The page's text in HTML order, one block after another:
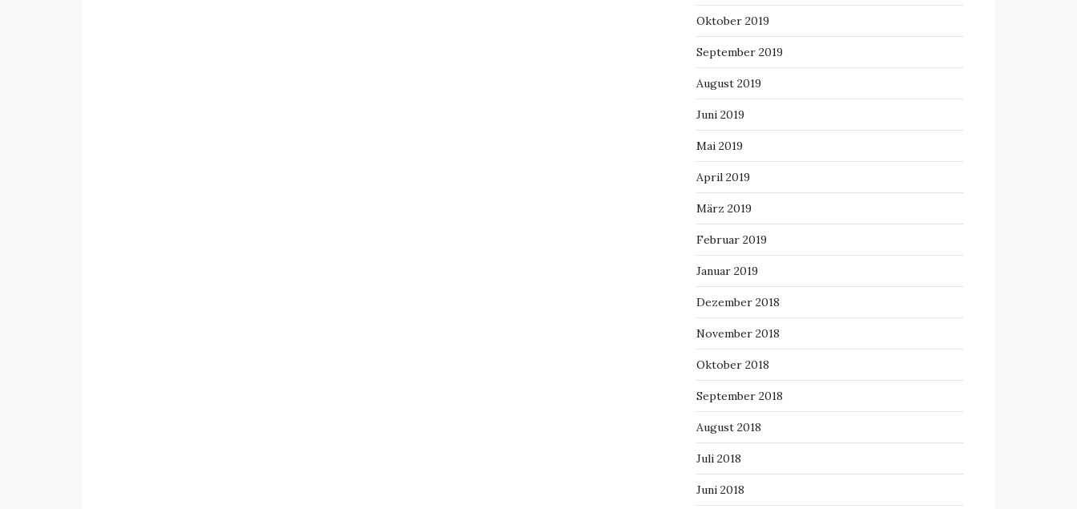
Oktober 2019
September 2019
August 2019
Juni 2019
Mai 2019
April 2019
März 2019
Februar 2019
Januar 2019
Dezember 2018
November 2018
Oktober 2018
September 2018
August 2018
Juli 2018
Juni 2018